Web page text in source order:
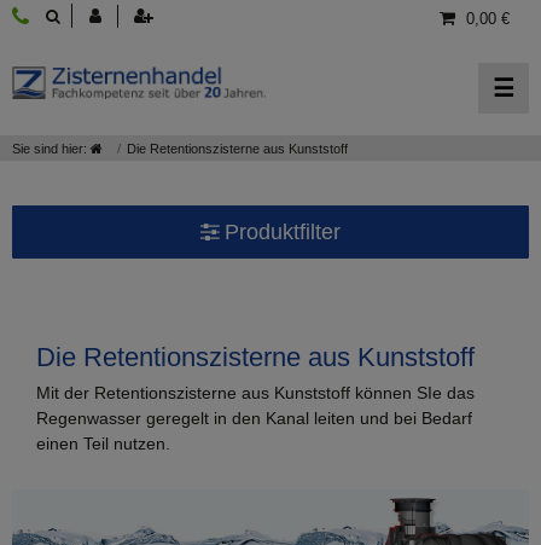
0,00 €
☰
Sie sind hier: Die Retentionszisterne aus Kunststoff
Produktfilter
Durchmesser Zu- und Ablauf.
Geeignet für Dachflächen.
Die Retentionszisterne aus Kunststoff
Mit der Retentionszisterne aus Kunststoff können SIe das
Regenwasser geregelt in den Kanal leiten und bei Bedarf
einen Teil nutzen.